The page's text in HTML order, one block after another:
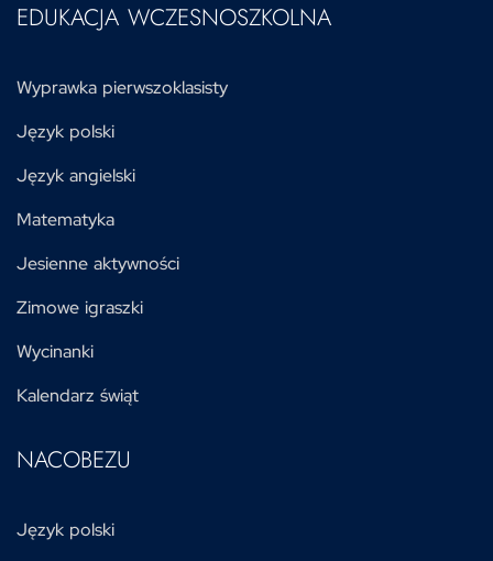
EDUKACJA WCZESNOSZKOLNA
Wyprawka pierwszoklasisty
Język polski
Język angielski
Matematyka
Jesienne aktywności
Zimowe igraszki
Wycinanki
Kalendarz świąt
NACOBEZU
Język polski